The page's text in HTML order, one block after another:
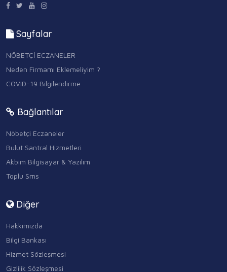
Sayfalar
NÖBETÇİ ECZANELER
Neden Firmamı Eklemeliyim ?
COVID-19 Bilgilendirme
Bağlantılar
Nöbetçi Eczaneler
Bulut Santral Hizmetleri
Akbim Bilgisayar & Yazılım
Toplu Sms
Diğer
Hakkımızda
Bilgi Bankası
Hizmet Sözleşmesi
Gizlilik Sözleşmesi